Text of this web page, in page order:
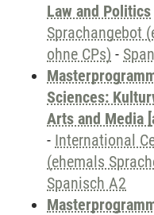
Law and Politics
Sprachangebot
ohne CPs) -
Sciences:
Arts and Media
- International
(ehemals
Spanisch A2